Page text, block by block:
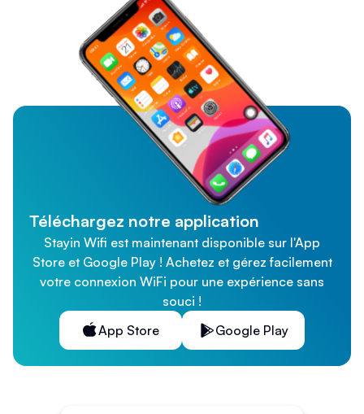
Téléchargez notre application
Stayin Wifi est maintenant disponible sur l'App
Store et Google Play ! Achetez et gérez facilement
votre connexion WiFi pour une expérience sans
souci !
App Store
Google Play